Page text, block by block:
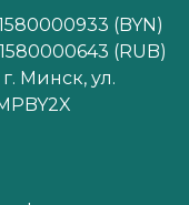
(BYN)
(RUB)
Минск, ул.